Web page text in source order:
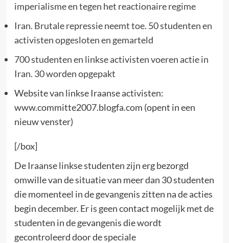
imperialisme en tegen het reactionaire regime
Iran. Brutale repressie neemt toe. 50 studenten en
activisten opgesloten en gemarteld
700 studenten en linkse activisten voeren actie in
Iran. 30 worden opgepakt
Website van linkse Iraanse activisten:
www.committe2007.blogfa.com (opent in een
nieuw venster)
[/box]
De Iraanse linkse studenten zijn erg bezorgd
omwille van de situatie van meer dan 30 studenten
die momenteel in de gevangenis zitten na de acties
begin december. Er is geen contact mogelijk met de
studenten in de gevangenis die wordt
gecontroleerd door de speciale